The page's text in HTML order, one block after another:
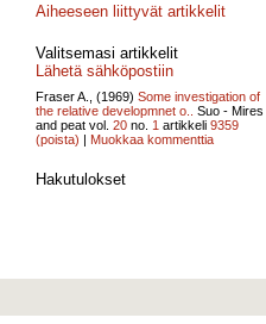
Aiheeseen liittyvät artikkelit
Valitsemasi artikkelit
Lähetä sähköpostiin
Fraser A., (1969) Some investigation of
the relative developmnet o..
Suo - Mires
and peat vol. 20 no. 1 artikkeli 9359
(poista) | Muokkaa kommenttia
Hakutulokset